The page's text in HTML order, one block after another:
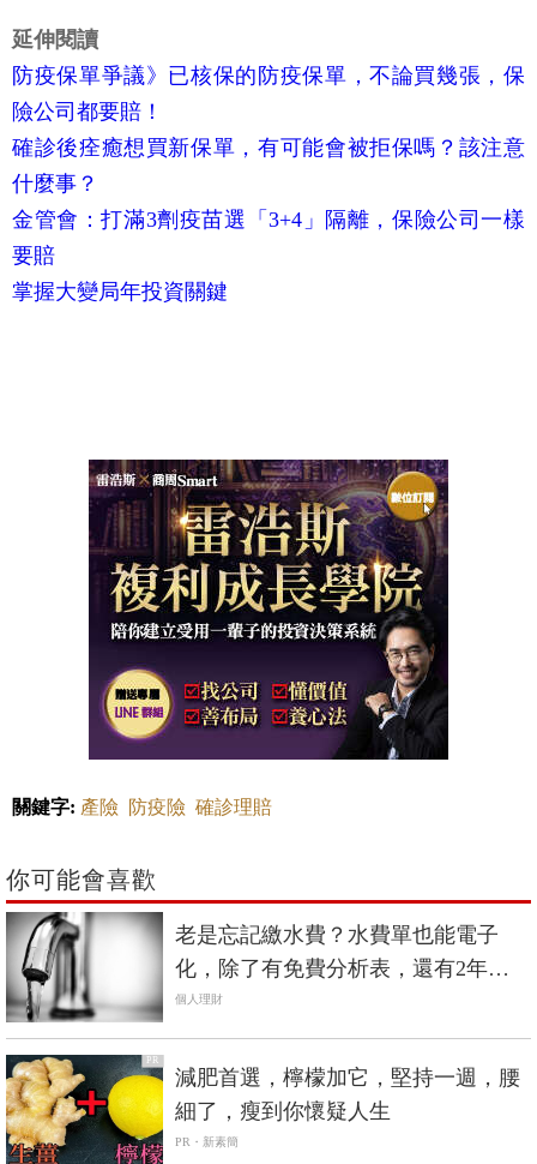
延伸閱讀
防疫保單爭議》已核保的防疫保單，不論買幾張，保
險公司都要賠！
確診後痊癒想買新保單，有可能會被拒保嗎？該注意
什麼事？
金管會：打滿3劑疫苗選「3+4」隔離，保險公司一樣
要賠
掌握大變局年投資關鍵
關鍵字: 產險 防疫險 確診理賠
你可能會喜歡
老是忘記繳水費？水費單也能電子
化，除了有免費分析表，還有2年水
費減免！
個人理財
PR
減肥首選，檸檬加它，堅持一週，腰
細了，瘦到你懷疑人生
PR・新素簡